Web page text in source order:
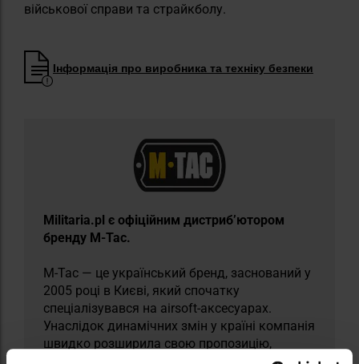
військової справи та страйкболу.
Інформація про виробника та техніку безпеки
​Militaria.pl є офіційним дистриб’ютором
бренду M-Tac.
M-Tac — це український бренд, заснований у
2005 році в Києві, який спочатку
спеціалізувався на airsoft-аксесуарах.
Унаслідок динамічних змін у країні компанія
швидко розширила свою пропозицію,